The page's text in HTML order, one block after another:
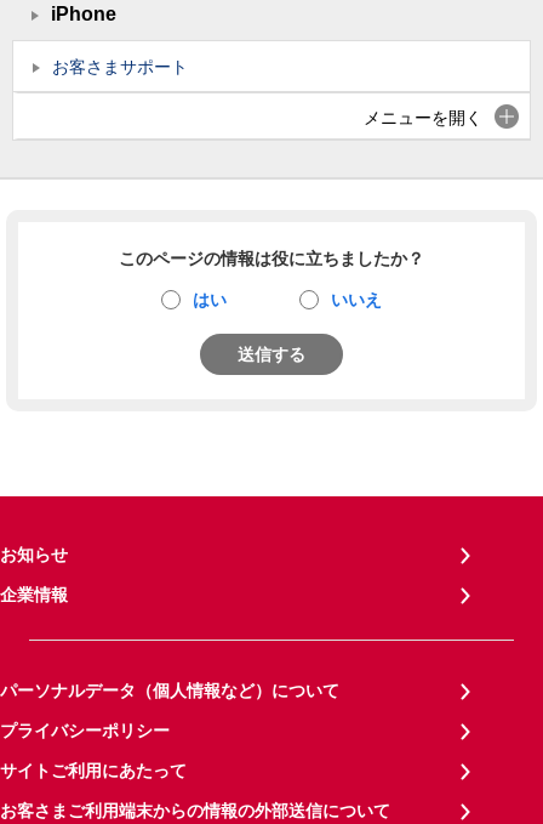
iPhone
お客さまサポート
メニューを開く
このページの情報は役に立ちましたか？
はい いいえ
送信する
お知らせ
企業情報
パーソナルデータ（個人情報など）について
プライバシーポリシー
サイトご利用にあたって
お客さまご利用端末からの情報の外部送信について